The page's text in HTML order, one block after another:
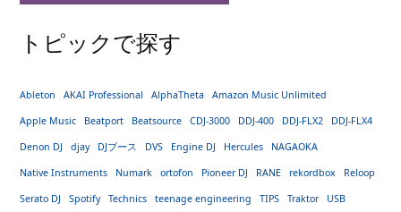
トピックで探す
Ableton AKAI Professional AlphaTheta Amazon Music Unlimited
Apple Music Beatport Beatsource CDJ-3000 DDJ-400 DDJ-FLX2 DDJ-FLX4
Denon DJ djay DJブース DVS Engine DJ Hercules NAGAOKA
Native Instruments Numark ortofon Pioneer DJ RANE rekordbox Reloop
Serato DJ Spotify Technics teenage engineering TIPS Traktor USB